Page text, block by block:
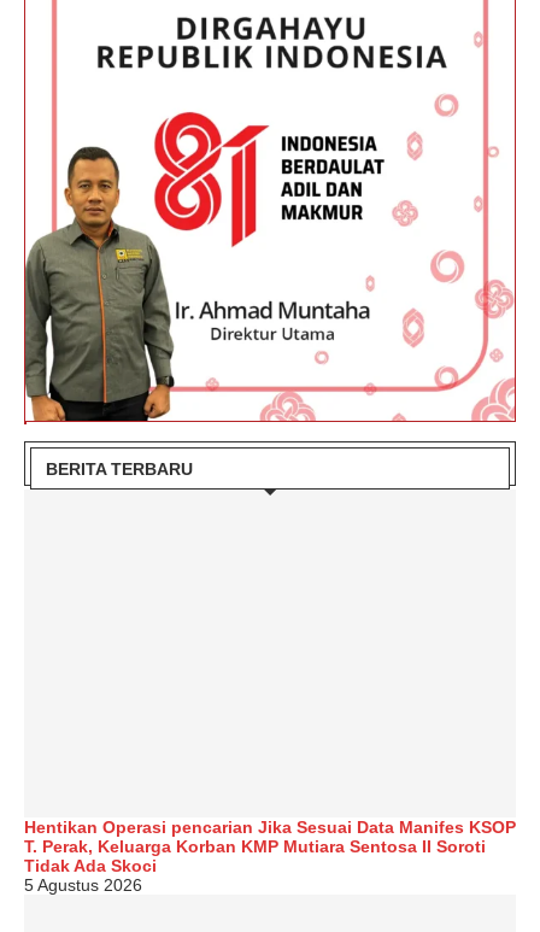
BERITA TERBARU
Hentikan Operasi pencarian Jika Sesuai Data Manifes KSOP
T. Perak, Keluarga Korban KMP Mutiara Sentosa II Soroti
Tidak Ada Skoci
5 Agustus 2026